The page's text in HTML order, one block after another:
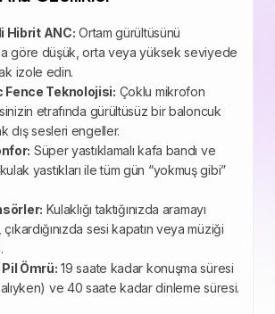
Hibrit ANC: Ortam gürültüsünü
göre düşük, orta veya yüksek seviyede
izole edin.
Teknolojisi: Çoklu mikrofon
etrafında gürültüsüz bir baloncuk
dış sesleri engeller.
Süper yastıklamalı kafa bandı ve
yastıkları ile tüm gün “yokmuş gibi”
Kulaklığı taktığınızda aramayı
çıkardığınızda sesi kapatın veya müziği
Ömrü: 19 saate kadar konuşma süresi
ve 40 saate kadar dinleme süresi.